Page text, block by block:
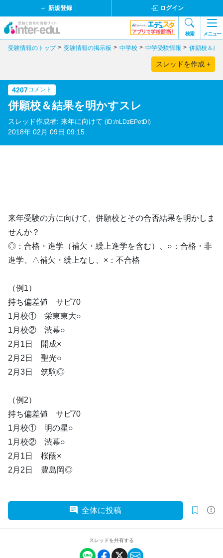
新規登録 ログイン
検索 メニュー
受験情報のトップ 受験情報の掲示板 中学校 中学受験情報 併願校＆結
スレッドを作成 +
4207コメント
併願校＆結果を明かすスレ
スレッド作成者: 来年に向けて (ID:/nLDzEPetDI)
2018年 02月 09日 09:15
来年受験の方に向けて、併願校とその合否結果を明かしま
せんか？
◎：合格・進学（補欠・繰上進学を含む）、○：合格・非
進学、△補欠・繰上なし、×：不合格
（例1）
持ち偏差値 サピ70
1月校① 栄東東大○
1月校② 渋幕○
2月1日 開成×
2月2日 聖光○
2月3日 筑駒◎
（例2）
持ち偏差値 サピ70
1月校① 明の星○
1月校② 渋幕○
2月1日 桜蔭×
2月2日 豊島岡◎
全体に投稿
スレッドを共有する